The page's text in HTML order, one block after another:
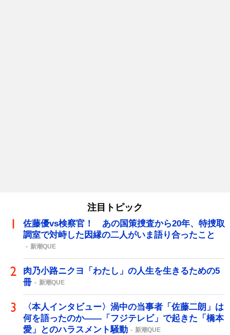
注目トピック
佐藤優vs検察官！ あの国策捜査から20年、特捜取
調室で対峙した因縁の二人がいま語り合ったこと
新潮QUE
肉乃小路ニクヨ「わたし」の人生を生きるための5
冊
新潮QUE
〈本人インタビュー〉渦中の当事者「佐藤二朗」は
何を語ったのか――「フジテレビ」で起きた「橋本
愛」とのハラスメント騒動
新潮QUE